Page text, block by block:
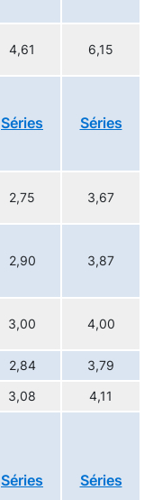
4,61 6,15
Séries Séries
2,75 3,67
2,90 3,87
3,00 4,00
2,84 3,79
3,08 4,11
Séries Séries